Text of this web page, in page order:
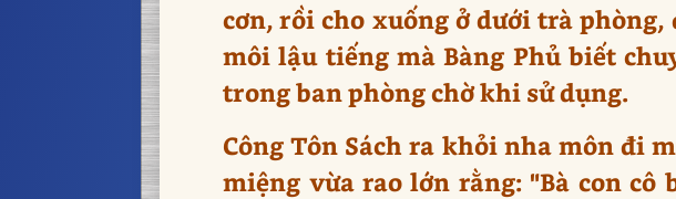
cơn, rồi cho xuống ở dưới trà
môi lậu tiếng mà Bàng Phủ biết
trong ban phòng chờ khi sử dụng.
Công Tôn Sách ra khỏi nha môn đi
miệng vừa rao lớn rằng: "Bà con cô